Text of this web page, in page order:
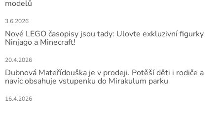
modelů
3.6.2026
Nové LEGO časopisy jsou tady: Ulovte exkluzivní figurky
Ninjago a Minecraft!
20.4.2026
Dubnová Mateřídouška je v prodeji. Potěší děti i rodiče a
navíc obsahuje vstupenku do Mirakulum parku
16.4.2026